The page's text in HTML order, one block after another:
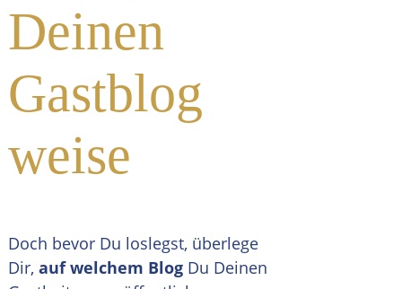
Deinen
Gastblog
weise
Doch bevor Du loslegst, überlege
Dir, auf welchem Blog Du Deinen